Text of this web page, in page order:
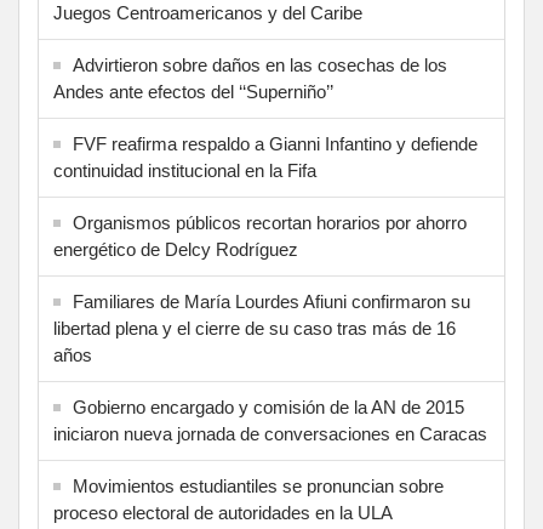
Juegos Centroamericanos y del Caribe
Advirtieron sobre daños en las cosechas de los
Andes ante efectos del ‘‘Superniño’’
FVF reafirma respaldo a Gianni Infantino y defiende
continuidad institucional en la Fifa
Organismos públicos recortan horarios por ahorro
energético de Delcy Rodríguez
Familiares de María Lourdes Afiuni confirmaron su
libertad plena y el cierre de su caso tras más de 16
años
Gobierno encargado y comisión de la AN de 2015
iniciaron nueva jornada de conversaciones en Caracas
Movimientos estudiantiles se pronuncian sobre
proceso electoral de autoridades en la ULA